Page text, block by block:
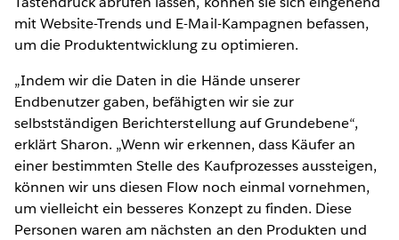
mit Website-Trends und E-Mail-Kampagnen befassen,
um die Produktentwicklung zu optimieren.
„Indem wir die Daten in die Hände unserer
Endbenutzer gaben, befähigten wir sie zur
selbstständigen Berichterstellung auf Grundebene“,
erklärt Sharon. „Wenn wir erkennen, dass Käufer an
einer bestimmten Stelle des Kaufprozesses aussteigen,
können wir uns diesen Flow noch einmal vornehmen,
um vielleicht ein besseres Konzept zu finden. Diese
Personen waren am nächsten an den Produkten und